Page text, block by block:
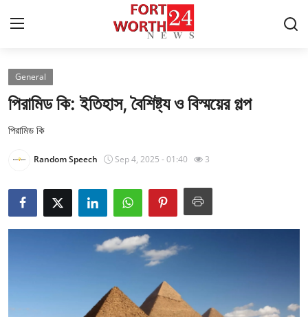
Home
Press Release
Contact
Privacy Policy
General
পিরামিড কি: ইতিহাস, বৈশিষ্ট্য ও বিস্ময়ের গল্প
পিরামিড কি
Random Speech Sep 4, 2025 - 01:40 3